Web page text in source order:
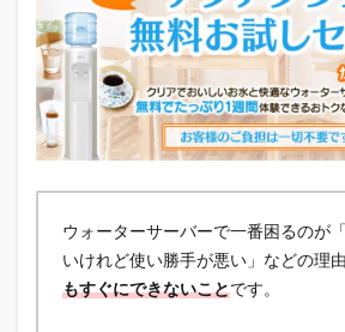
ウォーターサーバーで一番困るのが
いけれど使い勝手が悪い」などの理
もすぐにできないことです。